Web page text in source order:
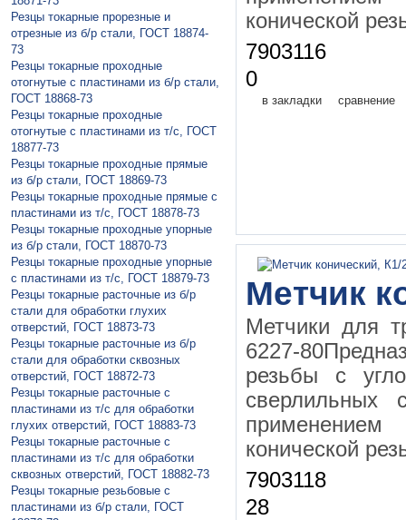
Резцы токарные прорезные и
отрезные из б/р стали, ГОСТ 18874-
73
Резцы токарные проходные
отогнутые с пластинами из б/р стали,
ГОСТ 18868-73
Резцы токарные проходные
отогнутые с пластинами из т/с, ГОСТ
18877-73
Резцы токарные проходные прямые
из б/р стали, ГОСТ 18869-73
Резцы токарные проходные прямые с
пластинами из т/с, ГОСТ 18878-73
Резцы токарные проходные упорные
из б/р стали, ГОСТ 18870-73
Резцы токарные проходные упорные
с пластинами из т/с, ГОСТ 18879-73
Резцы токарные расточные из б/р
стали для обработки глухих
отверстий, ГОСТ 18873-73
Резцы токарные расточные из б/р
стали для обработки сквозных
отверстий, ГОСТ 18872-73
Резцы токарные расточные с
пластинами из т/с для обработки
глухих отверстий, ГОСТ 18883-73
Резцы токарные расточные с
пластинами из т/с для обработки
сквозных отверстий, ГОСТ 18882-73
Резцы токарные резьбовые с
пластинами из б/р стали, ГОСТ
конической
7903116
0
в закладки сравнение
Метчик
Метчики для
6227-
резьбы с
сверлильных
конической
7903118
28